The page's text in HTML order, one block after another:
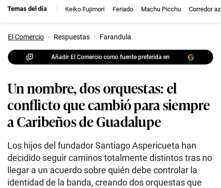
Temas del día Keiko Fujimori Feriado Machu Picchu Corredor
El Comercio · Respuestas · Farandula
Añadir El Comercio como fuente preferida en
Un nombre, dos orquestas: el
conflicto que cambió para siempre
a Caribeños de Guadalupe
Los hijos del fundador Santiago Aspericueta han
decidido seguir caminos totalmente distintos tras no
llegar a un acuerdo sobre quién debe controlar la
identidad de la banda, creando dos orquestas que